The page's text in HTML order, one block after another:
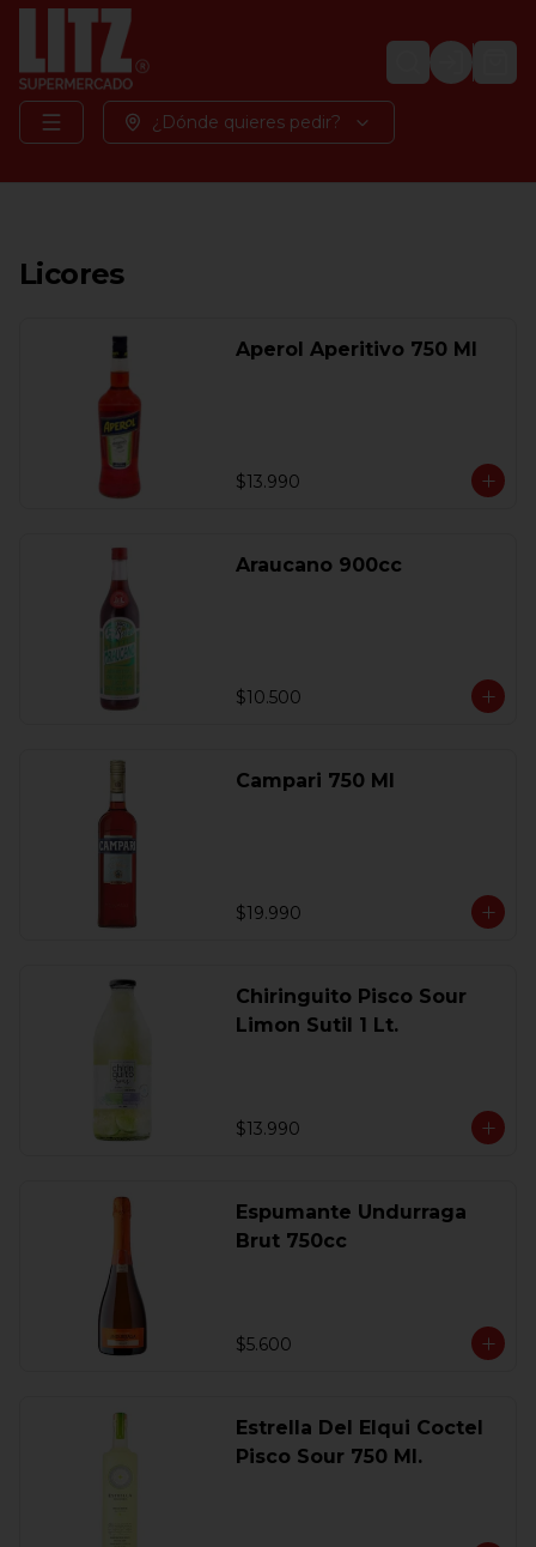
Login
¿Dónde quieres pedir?
Licores
Aperol Aperitivo 750 Ml
$13.990
Araucano 900cc
$10.500
Campari 750 Ml
$19.990
Chiringuito Pisco Sour
Limon Sutil 1 Lt.
$13.990
Espumante Undurraga
Brut 750cc
$5.600
Estrella Del Elqui Coctel
Pisco Sour 750 Ml.